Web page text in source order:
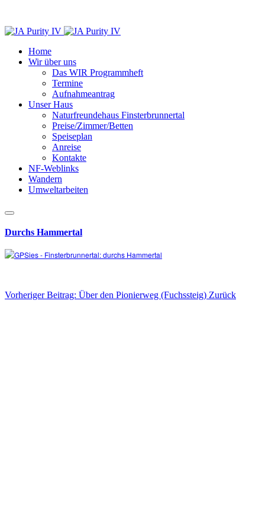
Home
Wir über uns
Das WIR Programmheft
Termine
Aufnahmeantrag
Unser Haus
Naturfreundehaus Finsterbrunnertal
Preise/Zimmer/Betten
Speiseplan
Anreise
Kontakte
NF-Weblinks
Wandern
Umweltarbeiten
Durchs Hammertal
Vorheriger Beitrag: Über den Pionierweg (Fuchssteig) Zurück